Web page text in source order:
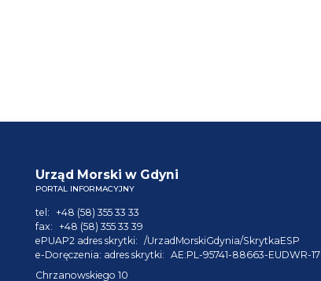
Urząd Morski w Gdyni
PORTAL INFORMACYJNY
tel: +48 (58) 355 33 33
fax: +48 (58) 355 33 39
ePUAP2 adres skrytki: /UrzadMorskiGdynia/SkrytkaESP
e-Doręczenia: adres skrytki: AE:PL-95741-88663-EUDWR-17
Chrzanowskiego 10